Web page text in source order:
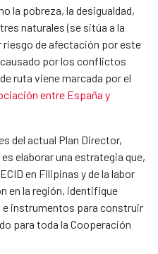
la pobreza, la desigualdad,
naturales (se sitúa a la
riesgo de afectación por este
por los conflictos
ruta viene marcada por el
entre España y
del actual Plan Director,
elaborar una estrategia que,
en Filipinas y de la labor
en la región, identifique
instrumentos para construir
para toda la Cooperación